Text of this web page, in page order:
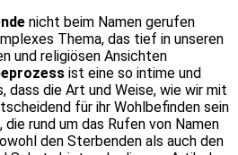
nicht beim Namen gerufen
Thema, das tief in unseren
und religiösen Ansichten
ist eine so intime und
dass die Art und Weise, wie wir mit
für ihr Wohlbefinden sein
die rund um das Rufen von Namen
den Sterbenden als auch den